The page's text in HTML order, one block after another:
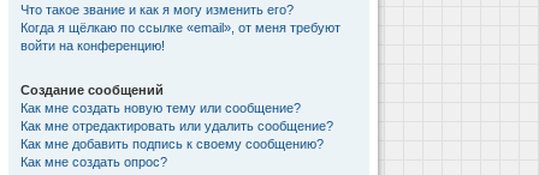
Что такое звание и как я могу изменить его?
Когда я щёлкаю по ссылке «email», от меня требуют
войти на конференцию!
Создание сообщений
Как мне создать новую тему или сообщение?
Как мне отредактировать или удалить сообщение?
Как мне добавить подпись к своему сообщению?
Как мне создать опрос?